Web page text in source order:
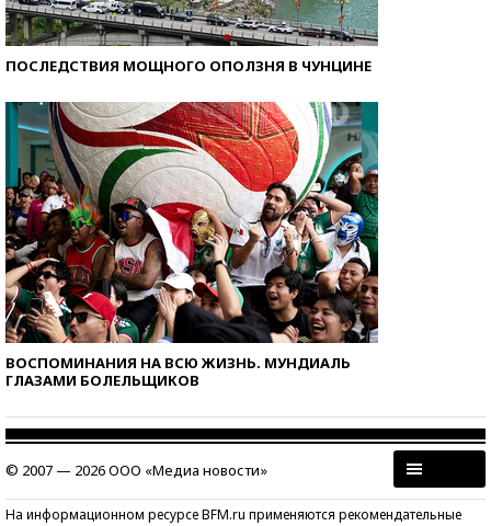
ПОСЛЕДСТВИЯ МОЩНОГО ОПОЛЗНЯ В ЧУНЦИНЕ
ВОСПОМИНАНИЯ НА ВСЮ ЖИЗНЬ. МУНДИАЛЬ
ГЛАЗАМИ БОЛЕЛЬЩИКОВ
© 2007 — 2026 ООО «Медиа новости»
На информационном ресурсе BFM.ru применяются рекомендательные